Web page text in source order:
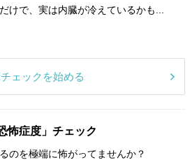
けで、実は内臓が冷えているかも...
ェックを始める
怖症度」チェック
のを極端に怖がってませんか？